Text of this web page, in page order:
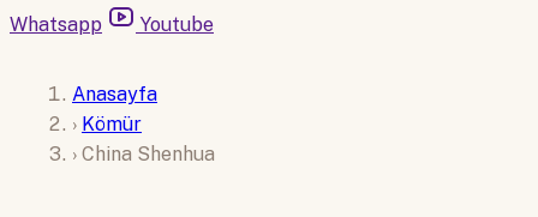
Whatsapp
Youtube
Anasayfa
› Kömür
› China Shenhua